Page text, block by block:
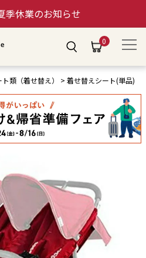
季休業のお知らせ
0
類（着せ替え） 着せ替えシート(単品)